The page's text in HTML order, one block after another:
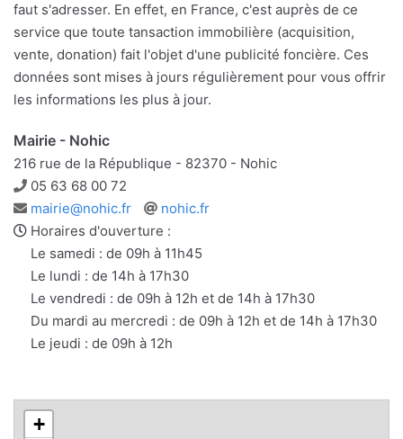
faut s'adresser. En effet, en France, c'est auprès de ce
service que toute tansaction immobilière (acquisition,
vente, donation) fait l'objet d'une publicité foncière. Ces
données sont mises à jours régulièrement pour vous offrir
les informations les plus à jour.
Mairie - Nohic
216 rue de la République - 82370 - Nohic
Téléphone
05 63 68 00 72
Adresse
e-
mail
mairie@nohic.fr
Site
web
nohic.fr
Horaires d'ouverture :
Le samedi : de 09h à 11h45
Le lundi : de 14h à 17h30
Le vendredi : de 09h à 12h et de 14h à 17h30
Du mardi au mercredi : de 09h à 12h et de 14h à 17h30
Le jeudi : de 09h à 12h
+